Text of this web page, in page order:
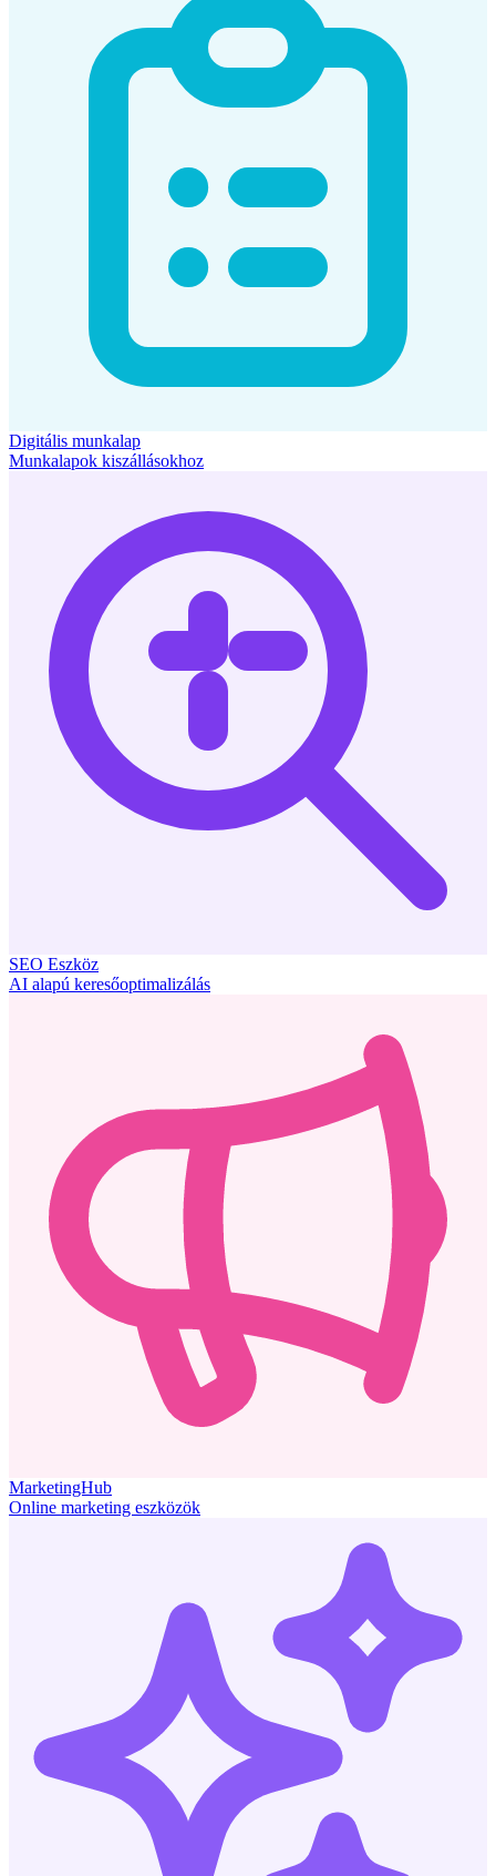
Digitális munkalap
Munkalapok kiszállásokhoz
SEO Eszköz
AI alapú keresőoptimalizálás
MarketingHub
Online marketing eszközök